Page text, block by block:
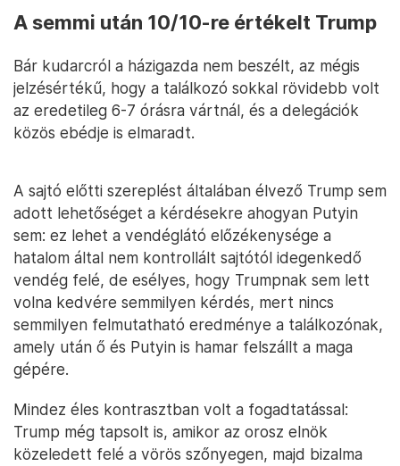
A semmi után 10/10-re értékelt Trump
Bár kudarcról a házigazda nem beszélt, az mégis
jelzésértékű, hogy a találkozó sokkal rövidebb volt
az eredetileg 6-7 órásra vártnál, és a delegációk
közös ebédje is elmaradt.
A sajtó előtti szereplést általában élvező Trump sem
adott lehetőséget a kérdésekre ahogyan Putyin
sem: ez lehet a vendéglátó előzékenysége a
hatalom által nem kontrollált sajtótól idegenkedő
vendég felé, de esélyes, hogy Trumpnak sem lett
volna kedvére semmilyen kérdés, mert nincs
semmilyen felmutatható eredménye a találkozónak,
amely után ő és Putyin is hamar felszállt a maga
gépére.
Mindez éles kontrasztban volt a fogadtatással:
Trump még tapsolt is, amikor az orosz elnök
közeledett felé a vörös szőnyegen, majd bizalma